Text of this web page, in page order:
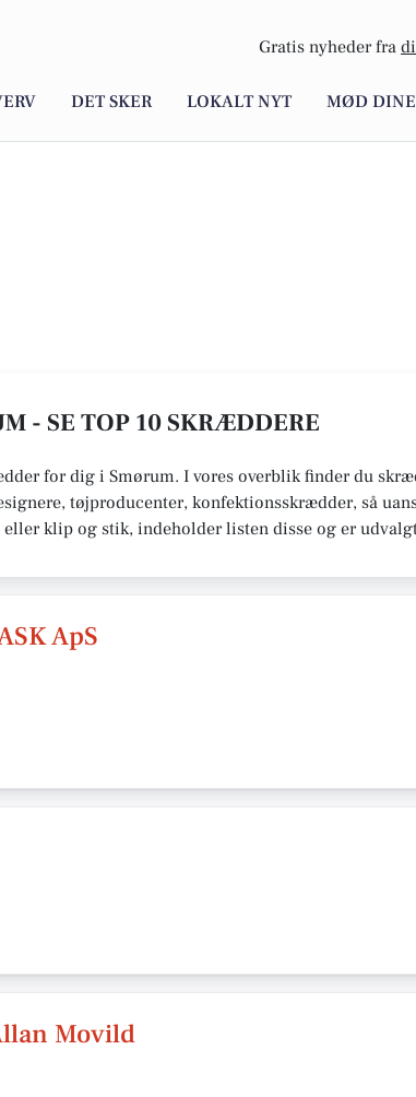
Gratis nyheder fra
DET SKER LOKALT NYT MØD
- SE TOP 10 SKRÆDDERE
for dig i Smørum. I vores overblik finder du
tøjproducenter, konfektionsskrædder, så
klip og stik, indeholder listen disse og er udvalgt
ApS
Movild